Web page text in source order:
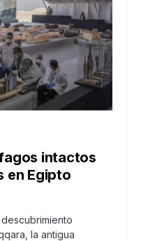
intactos
en Egipto
la antigua